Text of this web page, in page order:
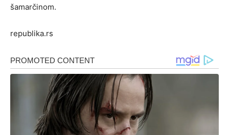
šamarčinom.
republika.rs